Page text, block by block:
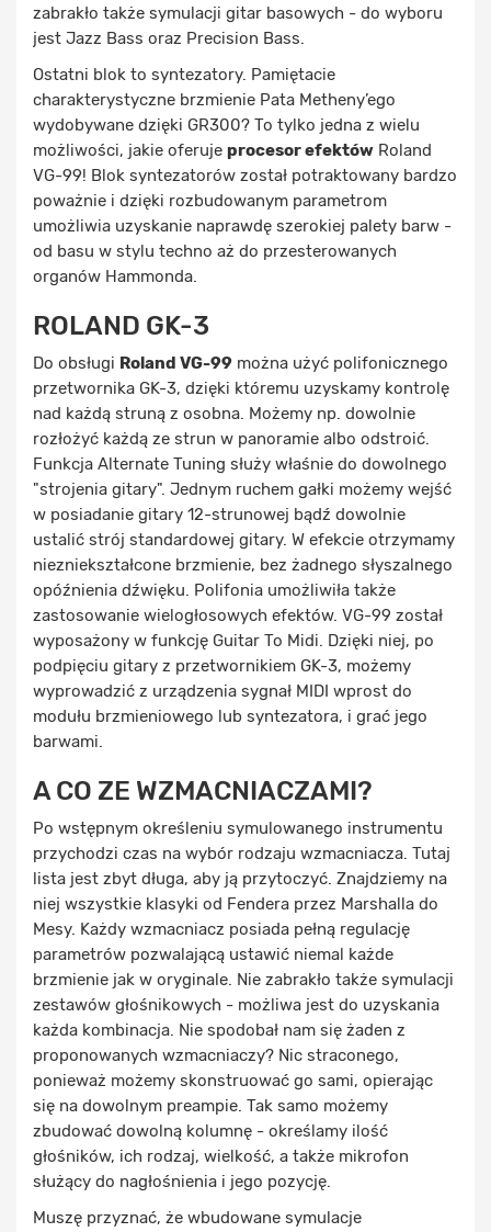
zabrakło także symulacji gitar basowych - do wyboru
jest Jazz Bass oraz Precision Bass.
Ostatni blok to syntezatory. Pamiętacie
charakterystyczne brzmienie Pata Metheny’ego
wydobywane dzięki GR300? To tylko jedna z wielu
możliwości, jakie oferuje procesor efektów Roland
VG-99! Blok syntezatorów został potraktowany bardzo
poważnie i dzięki rozbudowanym parametrom
umożliwia uzyskanie naprawdę szerokiej palety barw -
od basu w stylu techno aż do przesterowanych
organów Hammonda.
ROLAND GK-3
Do obsługi Roland VG-99 można użyć polifonicznego
przetwornika GK-3, dzięki któremu uzyskamy kontrolę
nad każdą struną z osobna. Możemy np. dowolnie
rozłożyć każdą ze strun w panoramie albo odstroić.
Funkcja Alternate Tuning służy właśnie do dowolnego
"strojenia gitary". Jednym ruchem gałki możemy wejść
w posiadanie gitary 12-strunowej bądź dowolnie
ustalić strój standardowej gitary. W efekcie otrzymamy
niezniekształcone brzmienie, bez żadnego słyszalnego
opóźnienia dźwięku. Polifonia umożliwiła także
zastosowanie wielogłosowych efektów. VG-99 został
wyposażony w funkcję Guitar To Midi. Dzięki niej, po
podpięciu gitary z przetwornikiem GK-3, możemy
wyprowadzić z urządzenia sygnał MIDI wprost do
modułu brzmieniowego lub syntezatora, i grać jego
barwami.
A CO ZE WZMACNIACZAMI?
Po wstępnym określeniu symulowanego instrumentu
przychodzi czas na wybór rodzaju wzmacniacza. Tutaj
lista jest zbyt długa, aby ją przytoczyć. Znajdziemy na
niej wszystkie klasyki od Fendera przez Marshalla do
Mesy. Każdy wzmacniacz posiada pełną regulację
parametrów pozwalającą ustawić niemal każde
brzmienie jak w oryginale. Nie zabrakło także symulacji
zestawów głośnikowych - możliwa jest do uzyskania
każda kombinacja. Nie spodobał nam się żaden z
proponowanych wzmacniaczy? Nic straconego,
ponieważ możemy skonstruować go sami, opierając
się na dowolnym preampie. Tak samo możemy
zbudować dowolną kolumnę - określamy ilość
głośników, ich rodzaj, wielkość, a także mikrofon
służący do nagłośnienia i jego pozycję.
Muszę przyznać, że wbudowane symulacje